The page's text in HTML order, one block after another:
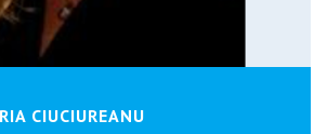
CIUCIUREANU